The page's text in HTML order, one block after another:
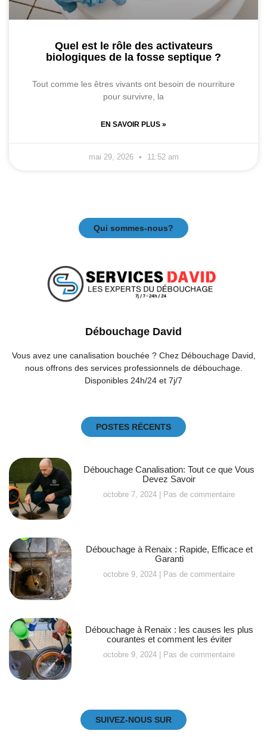
Quel est le rôle des activateurs
biologiques de la fosse septique ?
Tout comme les êtres vivants ont besoin de nourriture
pour survivre, la
EN SAVOIR PLUS »
mai 29, 2026 11:52 am
Qui sommes-nous?
Débouchage David
Vous avez une canalisation bouchée ? Chez Débouchage David,
nous offrons des services professionnels de débouchage.
Disponibles 24h/24 et 7j/7
POSTES RÉCENTS
Débouchage Canalisation: Tout ce que Vous
Devez Savoir
octobre 7, 2024 Pas de commentaire
Débouchage à Renaix : Rapide, Efficace et
Garanti
octobre 9, 2024 Pas de commentaire
Débouchage à Renaix : les causes les plus
courantes et comment les éviter
octobre 9, 2024 Pas de commentaire
SUIVEZ-NOUS SUR